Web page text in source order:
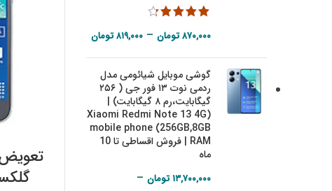
۸۷۰,۰۰۰تومان – ۸۱۹,۰۰۰تومان
گوشی موبایل شیائومی مدل
ردمی نوت ۱۳ فور جی ( ۲۵۶
گیگابایت،‌رم ۸ گیگابایت) |
(Xiaomi Redmi Note 13 4G
mobile phone (256GB,8GB
RAM | فروش اقساطی تا 10
ماه
۱۳,۷۰۰,۰۰۰تومان –